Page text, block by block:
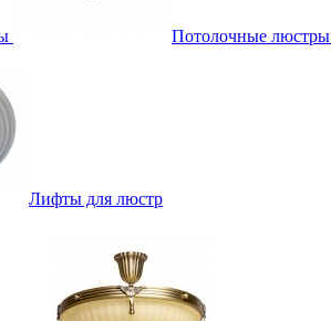
Потолочные люстры
Лифты для люстр